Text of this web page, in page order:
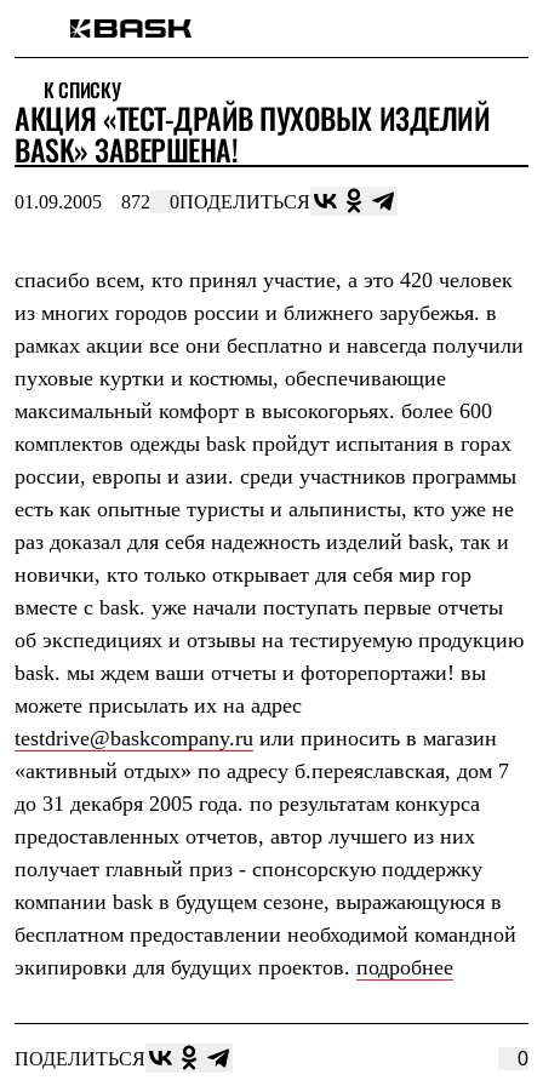
Интернет-магазин
Мужская одежда
Утепленная пухом
Куртки
Жилеты
Куртки
Штормовая одежда
Куртки
Софтшелл одежда
Куртки
Брюки
Флисовая одежда
Куртки
Брюки
Термобелье
Теплое термобелье
Среднее термобелье
Легкое термобелье
Лёгкая одежда
Футболки
Толстовки
Брюки
Женская одежда
Утепленная пухом
Брюки
Жилеты
Утепленная синтетикой
Брюки
Штормовая одежда
Брюки
К СПИСКУ
АКЦИЯ «ТЕСТ-ДРАЙВ ПУХОВЫХ ИЗДЕЛИЙ
BASK» ЗАВЕРШЕНА!
01.09.2005 872 0ПОДЕЛИТЬСЯ
спасибо всем, кто принял участие, а это 420 человек
из многих городов россии и ближнего зарубежья. в
рамках акции все они бесплатно и навсегда получили
пуховые куртки и костюмы, обеспечивающие
максимальный комфорт в высокогорьях. более 600
комплектов одежды bask пройдут испытания в горах
россии, европы и азии. среди участников программы
есть как опытные туристы и альпинисты, кто уже не
раз доказал для себя надежность изделий bask, так и
новички, кто только открывает для себя мир гор
вместе с bask. уже начали поступать первые отчеты
об экспедициях и отзывы на тестируемую продукцию
bask. мы ждем ваши отчеты и фоторепортажи! вы
можете присылать их на адрес
testdrive@baskcompany.ru или приносить в магазин
«активный отдых» по адресу б.переяславская, дом 7
до 31 декабря 2005 года. по результатам конкурса
предоставленных отчетов, автор лучшего из них
получает главный приз - спонсорскую поддержку
компании bask в будущем сезоне, выражающуюся в
бесплатном предоставлении необходимой командной
экипировки для будущих проектов. подробнее
ПОДЕЛИТЬСЯ 0